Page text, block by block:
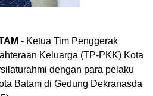
- Ketua Tim Penggerak
Keluarga (TP-PKK) Kota
dengan para pelaku
Batam di Gedung Dekranasda